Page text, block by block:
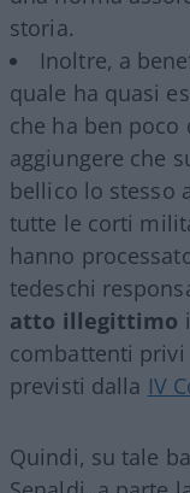
storia.
Inoltre, a
quale ha quasi
che ha ben
aggiungere che
bellico lo stesso
tutte le corti
hanno
tedeschi
atto illegittimo
combattenti
previsti dalla IV
Quindi, su tale